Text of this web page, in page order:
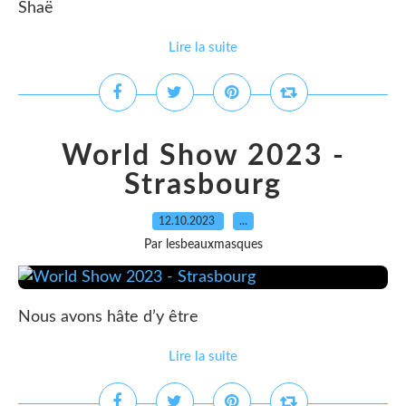
Shaë
Lire la suite
World Show 2023 -
Strasbourg
12.10.2023 …
Par lesbeauxmasques
Nous avons hâte d’y être
Lire la suite